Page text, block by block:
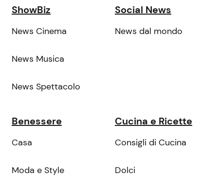
ShowBiz
News Cinema
News Musica
News Spettacolo
Social News
News dal mondo
Benessere
Casa
Moda e Style
Cucina e Ricette
Consigli di Cucina
Dolci